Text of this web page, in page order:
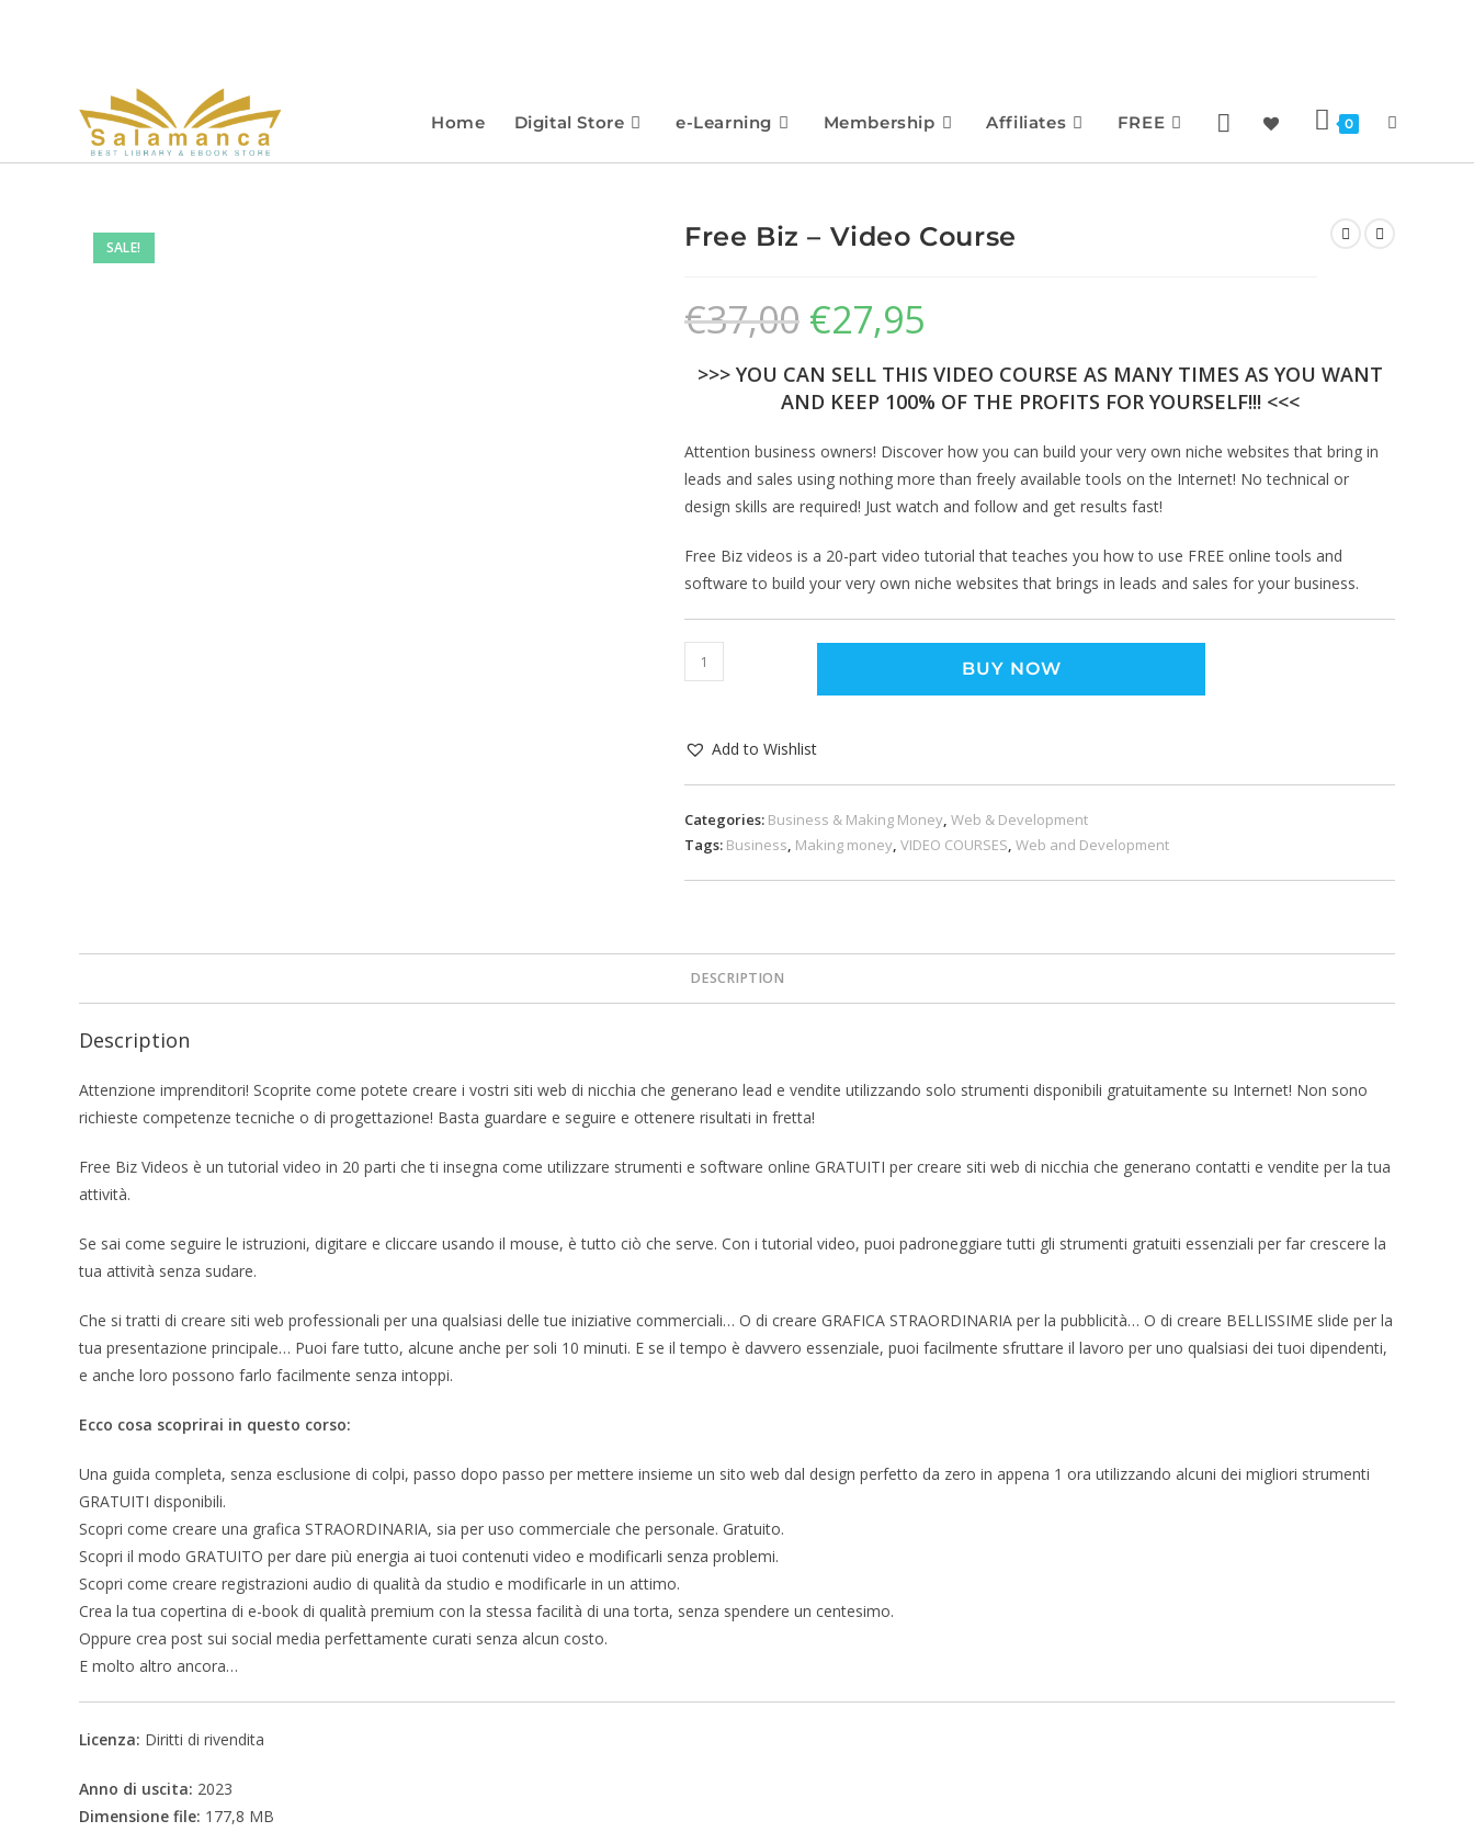
Home Digital Store e-Learning Membership Affiliates FREE 0
SALE! Free Biz – Video Course
€37,00 €27,95
>>> YOU CAN SELL THIS VIDEO COURSE AS MANY TIMES AS YOU WANT
AND KEEP 100% OF THE PROFITS FOR YOURSELF!!! <<<
Attention business owners! Discover how you can build your very own niche websites that bring in
leads and sales using nothing more than freely available tools on the Internet! No technical or
design skills are required! Just watch and follow and get results fast!
Free Biz videos is a 20-part video tutorial that teaches you how to use FREE online tools and
software to build your very own niche websites that brings in leads and sales for your business.
BUY NOW
Add to Wishlist
Categories: Business & Making Money, Web & Development
Tags: Business, Making money, VIDEO COURSES, Web and Development
DESCRIPTION
Description
Attenzione imprenditori! Scoprite come potete creare i vostri siti web di nicchia che generano lead e vendite utilizzando solo strumenti disponibili gratuitamente su Internet! Non sono
richieste competenze tecniche o di progettazione! Basta guardare e seguire e ottenere risultati in fretta!
Free Biz Videos è un tutorial video in 20 parti che ti insegna come utilizzare strumenti e software online GRATUITI per creare siti web di nicchia che generano contatti e vendite per la tua
attività.
Se sai come seguire le istruzioni, digitare e cliccare usando il mouse, è tutto ciò che serve. Con i tutorial video, puoi padroneggiare tutti gli strumenti gratuiti essenziali per far crescere la
tua attività senza sudare.
Che si tratti di creare siti web professionali per una qualsiasi delle tue iniziative commerciali… O di creare GRAFICA STRAORDINARIA per la pubblicità… O di creare BELLISSIME slide per la
tua presentazione principale… Puoi fare tutto, alcune anche per soli 10 minuti. E se il tempo è davvero essenziale, puoi facilmente sfruttare il lavoro per uno qualsiasi dei tuoi dipendenti,
e anche loro possono farlo facilmente senza intoppi.
Ecco cosa scoprirai in questo corso:
Una guida completa, senza esclusione di colpi, passo dopo passo per mettere insieme un sito web dal design perfetto da zero in appena 1 ora utilizzando alcuni dei migliori strumenti
GRATUITI disponibili.
Scopri come creare una grafica STRAORDINARIA, sia per uso commerciale che personale. Gratuito.
Scopri il modo GRATUITO per dare più energia ai tuoi contenuti video e modificarli senza problemi.
Scopri come creare registrazioni audio di qualità da studio e modificarle in un attimo.
Crea la tua copertina di e-book di qualità premium con la stessa facilità di una torta, senza spendere un centesimo.
Oppure crea post sui social media perfettamente curati senza alcun costo.
E molto altro ancora…
Licenza: Diritti di rivendita
Anno di uscita: 2023
Dimensione file: 177,8 MB